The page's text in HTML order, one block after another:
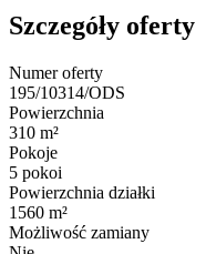
Szczegóły oferty
Numer oferty
195/10314/ODS
Powierzchnia
310 m²
Pokoje
5 pokoi
Powierzchnia działki
1560 m²
Możliwość zamiany